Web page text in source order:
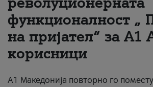
За нас
#ПодобарОнлајн
функционалност „
на пријател“ за А1
корисници
А1 Македонија повторно го